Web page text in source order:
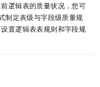
逻辑表的质量状况，您可
制定表级与字段级质量规
置逻辑表表规则和字段规